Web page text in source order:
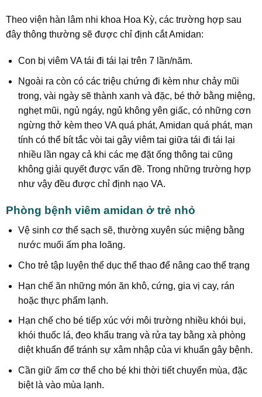
Theo viện hàn lâm nhi khoa Hoa Kỳ, các trường hợp sau
đây thông thường sẽ được chỉ định cắt Amidan:
Con bị viêm VA tái đi tái lại trên 7 lần/năm.
Ngoài ra còn có các triệu chứng đi kèm như chảy mũi
trong, vài ngày sẽ thành xanh và đặc, bé thở bằng miệng,
nghẹt mũi, ngủ ngáy, ngủ không yên giấc, có những cơn
ngừng thở kèm theo VA quá phát, Amidan quá phát, mạn
tính có thể bít tắc vòi tai gây viêm tai giữa tái đi tái lại
nhiều lần ngay cả khi các mẹ đặt ống thông tai cũng
không giải quyết được vấn đề. Trong những trường hợp
như vậy đều được chỉ định nạo VA.
Phòng bệnh viêm amidan ở trẻ nhỏ
Vệ sinh cơ thể sạch sẽ, thường xuyên súc miệng bằng
nước muối ấm pha loãng.
Cho trẻ tập luyện thể dục thể thao để nâng cao thể trạng
Hạn chế ăn những món ăn khô, cứng, gia vị cay, rán
hoặc thực phẩm lạnh.
Hạn chế cho bé tiếp xúc với môi trường nhiều khói bụi,
khói thuốc lá, đeo khẩu trang và rửa tay bằng xà phòng
diệt khuẩn để tránh sự xâm nhập của vi khuẩn gây bệnh.
Cần giữ ấm cơ thể cho bé khi thời tiết chuyển mùa, đặc
biệt là vào mùa lạnh.